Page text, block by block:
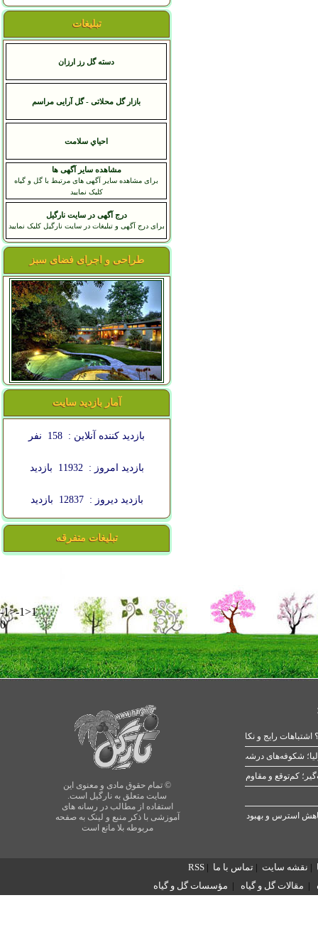
تبلیغات
دسته گل رز ارزان
بازار گل محلاتی - گل آرایی مراسم
احياي سلامت
مشاهده سایر آگهی ها
برای مشاهده سایر آگهی های مرتبط با گل و گیاه
کلیک نمایید
درج آگهی در سایت نارگیل
برای درج آگهی و تبلیغات در سایت نارگیل کلیک نمایید
طراحی و اجرای فضای سبز
آمار بازدید سایت
بازدید کننده آنلاین : 158 نفر
بازدید امروز : 11932 بازدید
بازدید دیروز : 12837 بازدید
تبلیغات متفرقه
-1>-1>1
0
© تمام حقوق مادی و معنوی این
سایت متعلق به نارگیل است.
استفاده از مطالب در رسانه های
آموزشی با ذکر منبع و لینک به صفحه
مربوطه بلا مانع است
رایج و نکات طلایی
شکوفه‌های درشت در بهار
| نقشه سایت | تماس با ما |
RSS
| مقالات گل و گیاه | مؤسسات گل و گیاه